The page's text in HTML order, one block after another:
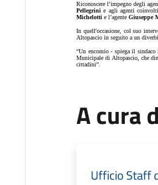
Riconoscere l’impegno degli
Pellegrinie agli agenti
Michelotti e l’agente Giuseppe
In quell'occasione, col suo
Altopascio in seguito a un
“Un encomio - spiega il sindaco
Municipale di Altopascio, che
cittadini”.
A cura
Ufficio Staff